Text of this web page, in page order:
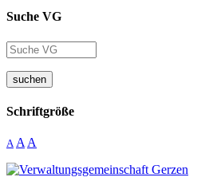
Suche VG
suchen
Schriftgröße
A A A